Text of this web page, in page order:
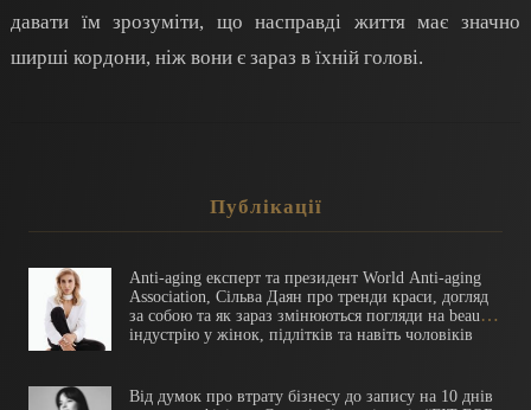
давати їм зрозуміти, що насправді життя має значно
ширші кордони, ніж вони є зараз в їхній голові.
Публікації
Anti-aging експерт та президент World Anti-aging
Association, Сільва Даян про тренди краси, догляд
за собою та як зараз змінюються погляди на beauty
індустрію у жінок, підлітків та навіть чоловіків
Від думок про втрату бізнесу до запису на 10 днів